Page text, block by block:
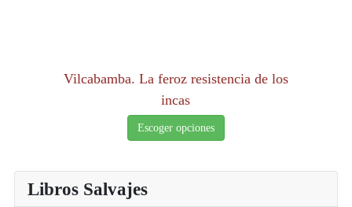
Libros Salvajes
Vilcabamba. La feroz resistencia de los
incas
Escoger opciones